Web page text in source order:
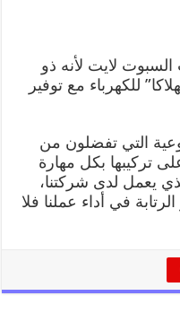
السبوت لايت لأنه ذو
للكهرباء مع توفير
التي تفضلون من
تركيبها بكل مهارة
يعمل لدى شركتنا،
في أداء عملنا فلا